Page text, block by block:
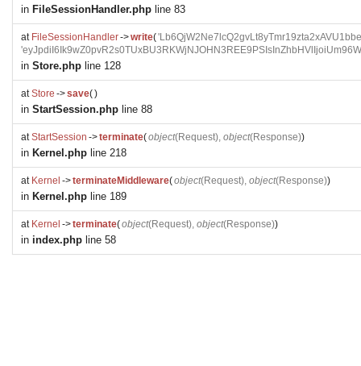
in FileSessionHandler.php line 83
at FileSessionHandler->write(
in Store.php line 128
atStore ->save()
in StartSession.php line 88
atStartSession ->terminate(object(Request), object(Response))
in Kernel.php line 218
at Kernel ->terminateMiddleware(object(Request), object(Response))
in Kernel.php line 189
at Kernel ->terminate(object(Request), object(Response))
in index.php line 58